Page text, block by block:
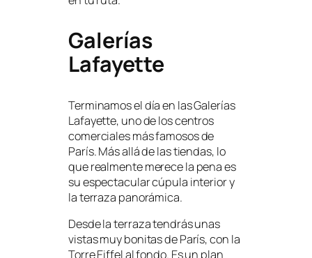
Galerías
Lafayette
Terminamos el día en las Galerías
Lafayette, uno de los centros
comerciales más famosos de
París. Más allá de las tiendas, lo
que realmente merece la pena es
su espectacular cúpula interior y
la terraza panorámica.
Desde la terraza tendrás unas
vistas muy bonitas de París, con la
Torre Eiffel al fondo. Es un plan